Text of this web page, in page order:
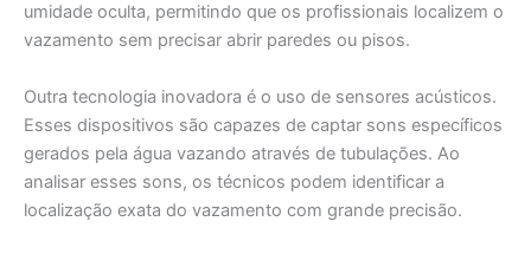
umidade oculta, permitindo que os profissionais localizem o
vazamento sem precisar abrir paredes ou pisos.
Outra tecnologia inovadora é o uso de sensores acústicos.
Esses dispositivos são capazes de captar sons específicos
gerados pela água vazando através de tubulações. Ao
analisar esses sons, os técnicos podem identificar a
localização exata do vazamento com grande precisão.